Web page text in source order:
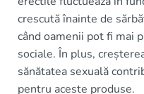
crescută înainte de
când oamenii pot fi mai
sociale. În plus,
sănătatea sexuală
pentru aceste produse.